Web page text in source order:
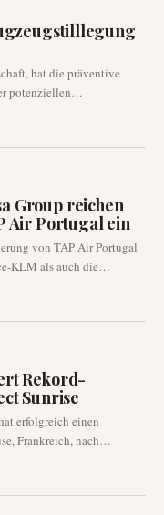
hat die präventive
potenziellen
bietet Passagieren
was auf die Vorbereitung
Group reichen
Air Portugal ein
von TAP Air Portugal
KLM als auch die
eingereicht
größten europäischen
Rekord-
Sunrise
erfolgreich einen
Frankreich, nach
Reise wurde im
durchgeführt. Die